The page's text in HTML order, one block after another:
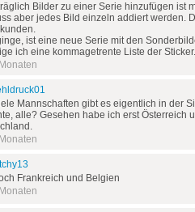
Bilder zu einer Serie hinzufügen ist
aber jedes Bild einzeln addiert werden.
ist eine neue Serie mit den
ich eine kommagetrente Liste der Sticker.
Mannschaften gibt es eigentlich in der
alle? Gesehen habe ich erst Österreich
Frankreich und Belgien